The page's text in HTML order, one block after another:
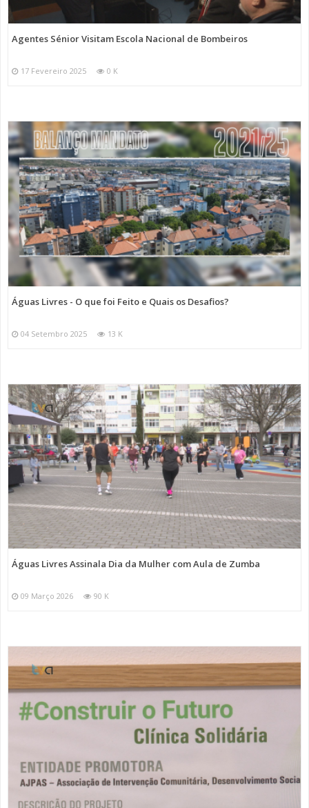
Agentes Sénior Visitam Escola Nacional de Bombeiros
17 Fevereiro 2025 0 K
Águas Livres - O que foi Feito e Quais os Desafios?
04 Setembro 2025 13 K
Águas Livres Assinala Dia da Mulher com Aula de Zumba
09 Março 2026 90 K